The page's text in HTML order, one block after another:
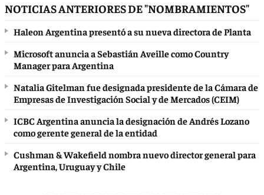
NOTICIAS ANTERIORES DE "NOMBRAMIENTOS"
Haleon Argentina presentó a su nueva directora de Planta
Microsoft anuncia a Sebastián Aveille como Country
Manager para Argentina
Natalia Gitelman fue designada presidente de la Cámara de
Empresas de Investigación Social y de Mercados (CEIM)
ICBC Argentina anuncia la designación de Andrés Lozano
como gerente general de la entidad
Cushman & Wakefield nombra nuevo director general para
Argentina, Uruguay y Chile